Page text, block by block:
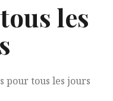
les
pour tous les jours